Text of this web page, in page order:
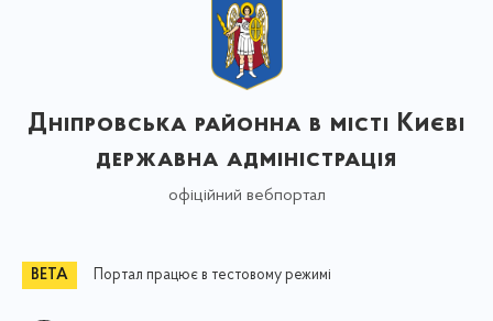
Дніпровська районна в місті Києві
державна адміністрація
офіційний вебпортал
Портал працює в тестовому режимі